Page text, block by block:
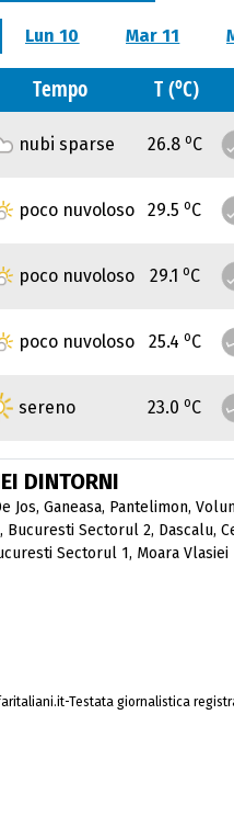
Lun 10 Mar 11
Tempo T (oC)
nubi sparse 26.8 oC
poco nuvoloso 29.5 oC
poco nuvoloso 29.1 oC
poco nuvoloso 25.4 oC
sereno 23.0 oC
DINTORNI
Jos, Ganeasa, Pantelimon,
, Bucuresti Sectorul 2, Dascalu,
Sectorul 1, Moara Vlasiei
Testata giornalistica